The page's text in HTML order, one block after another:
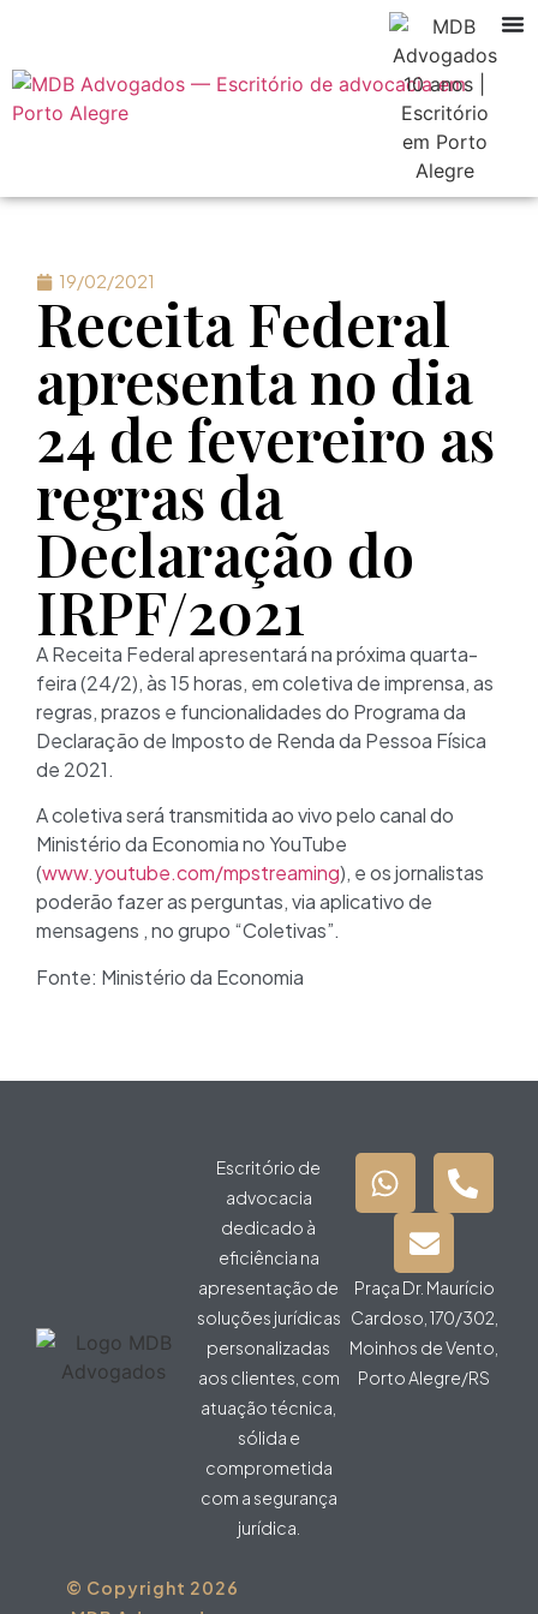
19/02/2021
Receita Federal
apresenta no dia
24 de fevereiro as
regras da
Declaração do
IRPF/2021
A Receita Federal apresentará na próxima quarta-
feira (24/2), às 15 horas, em coletiva de imprensa, as
regras, prazos e funcionalidades do Programa da
Declaração de Imposto de Renda da Pessoa Física
de 2021.
A coletiva será transmitida ao vivo pelo canal do
Ministério da Economia no YouTube
(www.youtube.com/mpstreaming), e os jornalistas
poderão fazer as perguntas, via aplicativo de
mensagens , no grupo “Coletivas”.
Fonte: Ministério da Economia
Escritório de
advocacia
dedicado à
eficiência na
apresentação de
soluções jurídicas
personalizadas
aos clientes, com
atuação técnica,
sólida e
comprometida
com a segurança
jurídica.
Praça Dr. Maurício
Cardoso, 170/302,
Moinhos de Vento,
Porto Alegre/RS
© Copyright 2026